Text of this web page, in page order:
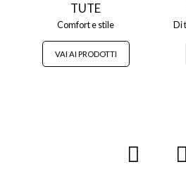
TUTE
Comfort e stile
VAI AI PRODOTTI
Di